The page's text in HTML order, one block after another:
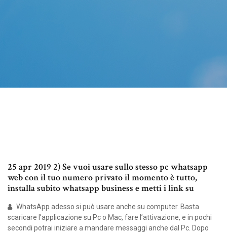
25 apr 2019 2) Se vuoi usare sullo stesso pc whatsapp
web con il tuo numero privato il momento è tutto,
installa subito whatsapp business e metti i link su
WhatsApp adesso si può usare anche su computer. Basta
scaricare l’applicazione su Pc o Mac, fare l’attivazione, e in pochi
secondi potrai iniziare a mandare messaggi anche dal Pc. Dopo